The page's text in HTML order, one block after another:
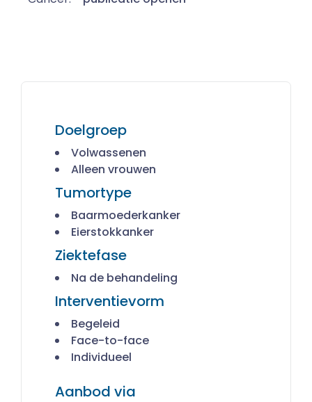
Doelgroep
Volwassenen
Alleen vrouwen
Tumortype
Baarmoederkanker
Eierstokkanker
Ziektefase
Na de behandeling
Interventievorm
Begeleid
Face-to-face
Individueel
Aanbod via